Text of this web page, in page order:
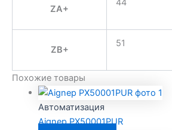
ZA+
44
ZB+
51
Похожие товары
Автоматизация
Aignep PX50001PUR